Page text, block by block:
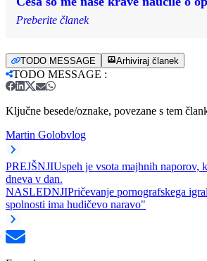
Preberite članek
TODO MESSAGE Arhiviraj članek
TODO MESSAGE :
Ključne besede/oznake, povezane s tem
Martin Golobvlog
PREJŠNJIUspeh je vsota majhnih naporov,
dneva v dan.
NASLEDNJIPričevanje pornografskega
spolnosti ima hudičevo naravo"